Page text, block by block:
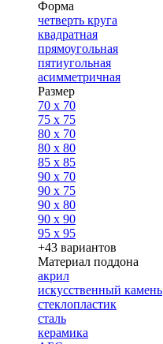
Форма
четверть круга
квадратная
прямоугольная
пятиугольная
асимметричная
Размер
70 x 70
75 x 75
80 x 70
80 x 80
85 x 85
90 x 70
90 x 75
90 x 80
90 x 90
95 x 95
+43 вариантов
Материал поддона
акрил
искусственный камень
стеклопластик
сталь
керамика